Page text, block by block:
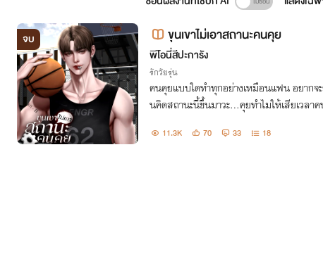
จบ ขุนเขาไม่เอาสถานะคนคุย
พีโอนี่สีปะการัง
รักวัยรุ่น
คนคุยแบบใดทำทุกอย่างเหมือนแฟน อยากจ
นคิดสถานะนี้ขึ้นมาวะ...คุยทำไมให้เสียเวลาค
11.3K 70 33 18